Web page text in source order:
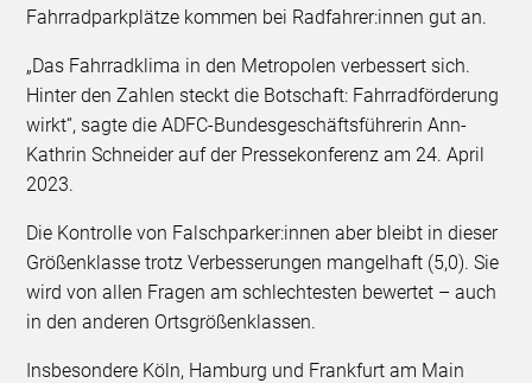
Fahrradparkplätze kommen bei Radfahrer:innen gut an.
„Das Fahrradklima in den Metropolen verbessert sich.
Hinter den Zahlen steckt die Botschaft: Fahrradförderung
wirkt“, sagte die ADFC-Bundesgeschäftsführerin Ann-
Kathrin Schneider auf der Pressekonferenz am 24. April
2023.
Die Kontrolle von Falschparker:innen aber bleibt in dieser
Größenklasse trotz Verbesserungen mangelhaft (5,0). Sie
wird von allen Fragen am schlechtesten bewertet – auch
in den anderen Ortsgrößenklassen.
Insbesondere Köln, Hamburg und Frankfurt am Main